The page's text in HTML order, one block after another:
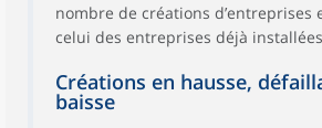
nombre de créations d’entreprises
celui des entreprises déjà
Créations en hausse,
baisse